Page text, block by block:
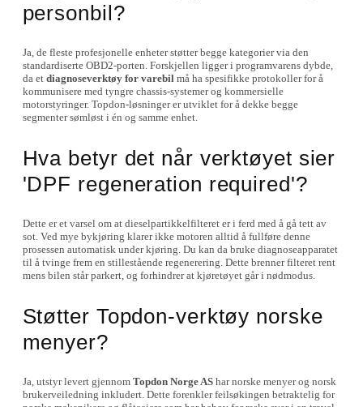
personbil?
Ja, de fleste profesjonelle enheter støtter begge kategorier via den
standardiserte OBD2-porten. Forskjellen ligger i programvarens dybde,
da et diagnoseverktøy for varebilmå ha spesifikke protokoller for å
kommunisere med tyngre chassis-systemer og kommersielle
motorstyringer. Topdon-løsninger er utviklet for å dekke begge
segmenter sømløst i én og samme enhet.
Hva betyr det når verktøyet sier
'DPF regeneration required'?
Dette er et varsel om at dieselpartikkelfilteret er i ferd med å gå tett av
sot. Ved mye bykjøring klarer ikke motoren alltid å fullføre denne
prosessen automatisk under kjøring. Du kan da bruke diagnoseapparatet
til å tvinge frem en stillestående regenerering. Dette brenner filteret rent
mens bilen står parkert, og forhindrer at kjøretøyet går i nødmodus.
Støtter Topdon-verktøy norske
menyer?
Ja, utstyr levert gjennom Topdon Norge AShar norske menyer og norsk
brukerveiledning inkludert. Dette forenkler feilsøkingen betraktelig for